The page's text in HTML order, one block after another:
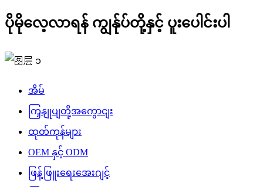
ပိုမိုလေ့လာရန် ကျွန်ုပ်တို့နှင့် ပူးပေါင်းပါ
အိမ်
ကြှနျုပျတို့အကွောငျး
ထုတ်ကုန်များ
OEM နှင့် ODM
ဖြန့်ဖြူးရေးအေးဂျင့်